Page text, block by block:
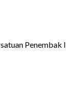
Penembak